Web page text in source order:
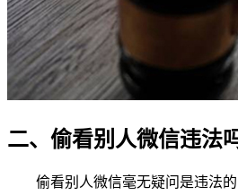
二、偷看别人微信违法
偷看别人微信毫无疑问是违法的